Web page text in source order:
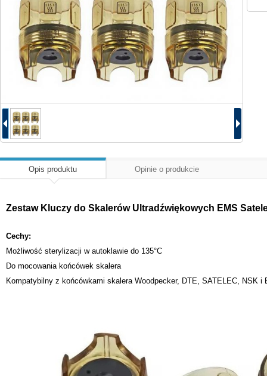
Opis produktu Opinie o produkcie
Zestaw Kluczy do Skalerów Ultradźwiękowych EMS
Cechy:
Możliwość sterylizacji w autoklawie do 135°C
Do mocowania końcówek skalera
Kompatybilny z końcówkami skalera Woodpecker, DTE, SATELEC, NSK i